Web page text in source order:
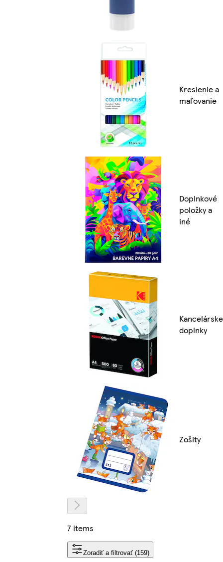
Kreslenie a
maľovanie
Doplnkové
položky a
iné
Kancelárske
doplnky
Zošity
7 items
Zoradiť a filtrovať (159)